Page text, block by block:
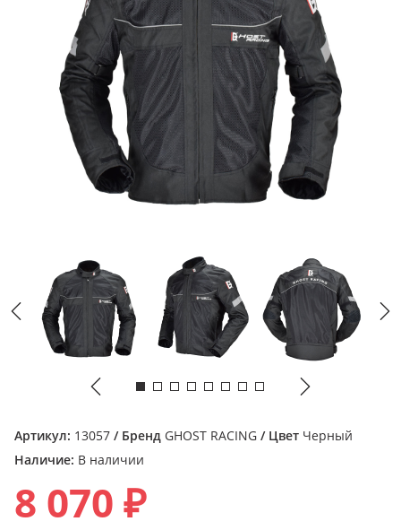
Артикул: 13057 / Бренд GHOST RACING / Цвет Черный
Наличие: В наличии
8 070 ₽